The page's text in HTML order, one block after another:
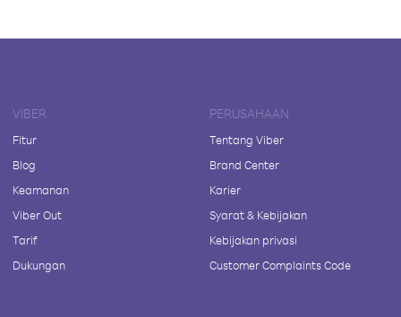
VIBER
Fitur
Blog
Keamanan
Viber Out
Tarif
Dukungan
PERUSAHAAN
Tentang Viber
Brand Center
Karier
Syarat & Kebijakan
Kebijakan privasi
Customer Complaints Code